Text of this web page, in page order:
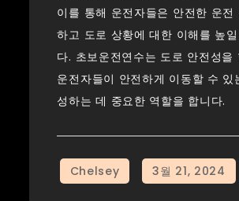
이를 통해 운전자들은 안전한 운전
하고 도로 상황에 대한 이해를 높
다. 초보운전연수는 도로 안전성을
운전자들이 안전하게 이동할 수 있
성하는 데 중요한 역할을 합니다.